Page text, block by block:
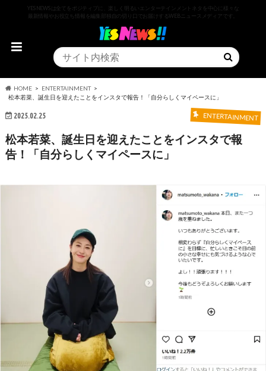
YESNEWSは全てをポジティブに、楽しく明るいエンターテインメントネタを中心に様々な
最新情報やお役立ち情報を編集部独自の切り口でお届けするWEBニュースメディアです。
HOME
ENTERTAINMENT
松本若菜、誕生日を迎えたことをインスタで報告！「自分らしくマイペースに」
2025.02.25 ENTERTAINMENT
松本若菜、誕生日を迎えたことをインスタで報
告！「自分らしくマイペースに」